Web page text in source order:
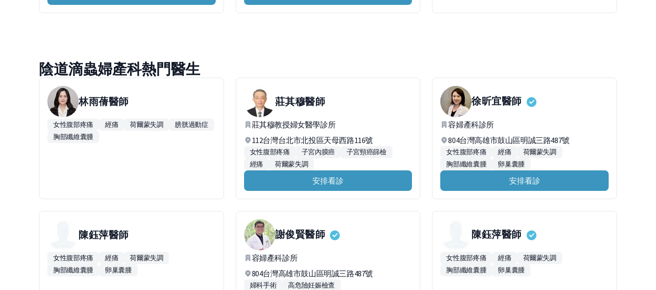
陰道滴蟲婦產科熱門醫生
林雨蒨醫師
女性腹部疼痛 經痛 荷爾蒙失調
膀胱過動症
胸部纖維囊腫
莊其穆醫師
莊其穆教授婦女醫學診所
112台灣台北市北投區天母西路116號
女性腹部疼痛 子宮內膜癌
子宮頸癌篩檢
經痛
荷爾蒙失調
安排看診
徐昕宜醫師
容婦產科診所
804台灣高雄市鼓山區明誠三路487號
女性腹部疼痛 經痛
荷爾蒙失調
胸部纖維囊腫
卵巢囊腫
安排看診
陳鈺萍醫師
女性腹部疼痛 經痛
荷爾蒙失調
胸部纖維囊腫
卵巢囊腫
謝俊賢醫師
容婦產科診所
804台灣高雄市鼓山區明誠三路487號
婦科手術
高危險妊娠檢查
陳鈺萍醫師
女性腹部疼痛 經痛
荷爾蒙失調
胸部纖維囊腫
卵巢囊腫